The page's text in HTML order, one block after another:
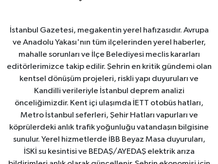
İstanbul Gazetesi, megakentin yerel hafızasıdır. Avrupa
ve Anadolu Yakası'nın tüm ilçelerinden yerel haberler,
mahalle sorunları ve İlçe Belediyesi meclis kararları
editörlerimizce takip edilir. Şehrin en kritik gündemi olan
kentsel dönüşüm projeleri, riskli yapı duyuruları ve
Kandilli verileriyle İstanbul deprem analizi
önceliğimizdir. Kent içi ulaşımda İETT otobüs hatları,
Metro İstanbul seferleri, Şehir Hatları vapurları ve
köprülerdeki anlık trafik yoğunluğu vatandaşın bilgisine
sunulur. Yerel hizmetlerde İBB Beyaz Masa duyuruları,
İSKİ su kesintisi ve BEDAŞ/AYEDAŞ elektrik arıza